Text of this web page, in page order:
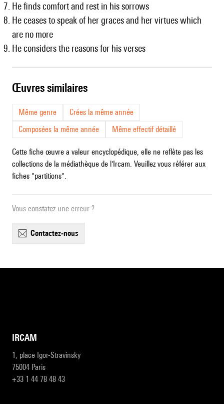
He finds comfort and rest in his sorrows
He ceases to speak of her graces and her virtues which
are no more
He considers the reasons for his verses
œuvres similaires
Même genre
Crées la même année
Composées la même année
Même effectif détaillé
Cette fiche œuvre a valeur encyclopédique, elle ne reflète pas les
collections de la médiathèque de l'Ircam. Veuillez vous référer aux
fiches "partitions".
Vous constatez une erreur ?
contactez-nous
IRCAM
1, place Igor-Stravinsky
75004 Paris
+33 1 44 78 48 43